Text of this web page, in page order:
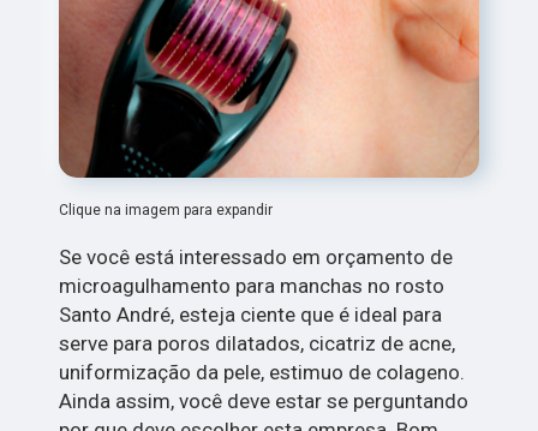
Clique na imagem para expandir
Se você está interessado em orçamento de
microagulhamento para manchas no rosto
Santo André, esteja ciente que é ideal para
serve para poros dilatados, cicatriz de acne,
uniformização da pele, estimuo de colageno.
Ainda assim, você deve estar se perguntando